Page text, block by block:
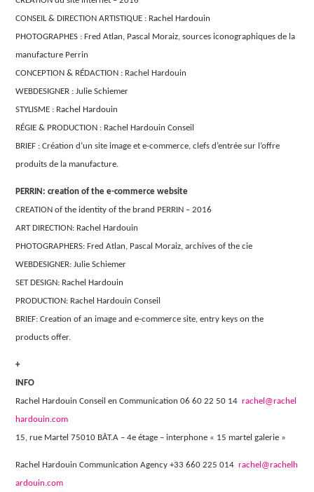
CONSEIL & DIRECTION ARTISTIQUE : Rachel Hardouin
PHOTOGRAPHES : Fred Atlan, Pascal Moraiz, sources iconographiques de la
manufacture Perrin
CONCEPTION & RÉDACTION : Rachel Hardouin
WEBDESIGNER : Julie Schiemer
STYLISME : Rachel Hardouin
RÉGIE & PRODUCTION : Rachel Hardouin Conseil
BRIEF : Création d’un site image et e-commerce, clefs d’entrée sur l’offre
produits de la manufacture.
PERRIN: creation of the e-commerce website
CREATION of the identity of the brand PERRIN – 2016
ART DIRECTION: Rachel Hardouin
PHOTOGRAPHERS: Fred Atlan, Pascal Moraiz, archives of the cie
WEBDESIGNER: Julie Schiemer
SET DESIGN: Rachel Hardouin
PRODUCTION: Rachel Hardouin Conseil
BRIEF: Creation of an image and e-commerce site, entry keys on the
products offer.
+
INFO
Rachel Hardouin Conseil en Communication 06 60 22 50 14 rachel@rachel
hardouin.com
15, rue Martel 75010 BÂT.A – 4e étage – interphone « 15 martel galerie »
Rachel Hardouin Communication Agency +33 660 225 014 rachel@rachelh
ardouin.com